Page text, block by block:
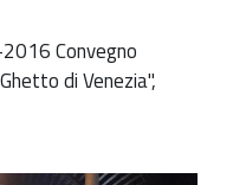
Convegno
di Venezia",